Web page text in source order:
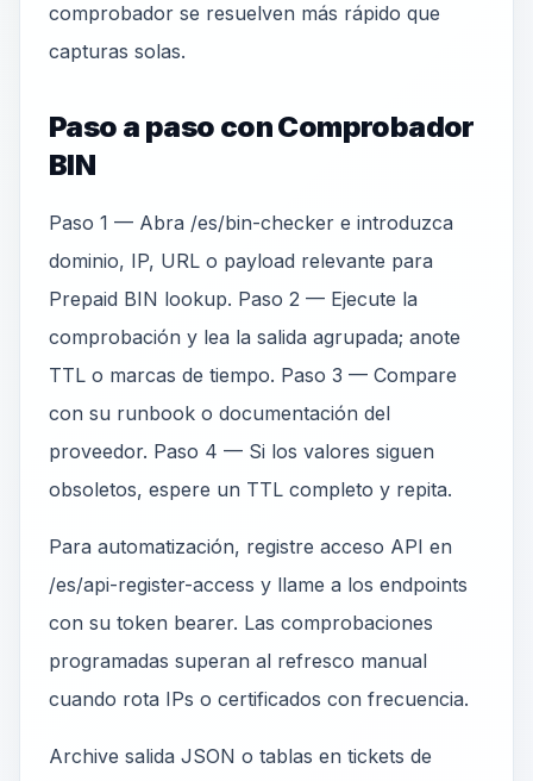
comprobador se resuelven más rápido que
capturas solas.
Paso a paso con Comprobador
BIN
Paso 1 — Abra /es/bin-checker e introduzca
dominio, IP, URL o payload relevante para
Prepaid BIN lookup. Paso 2 — Ejecute la
comprobación y lea la salida agrupada; anote
TTL o marcas de tiempo. Paso 3 — Compare
con su runbook o documentación del
proveedor. Paso 4 — Si los valores siguen
obsoletos, espere un TTL completo y repita.
Para automatización, registre acceso API en
/es/api-register-access y llame a los endpoints
con su token bearer. Las comprobaciones
programadas superan al refresco manual
cuando rota IPs o certificados con frecuencia.
Archive salida JSON o tablas en tickets de